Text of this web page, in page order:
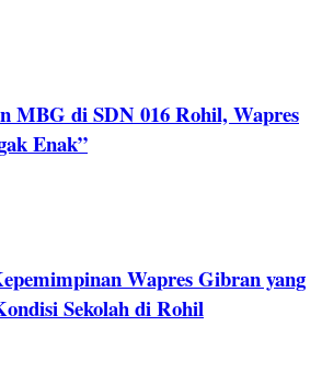
MBG di SDN 016 Rohil, Wapres
Enak”
Wapres Gibran yang
Sekolah di Rohil